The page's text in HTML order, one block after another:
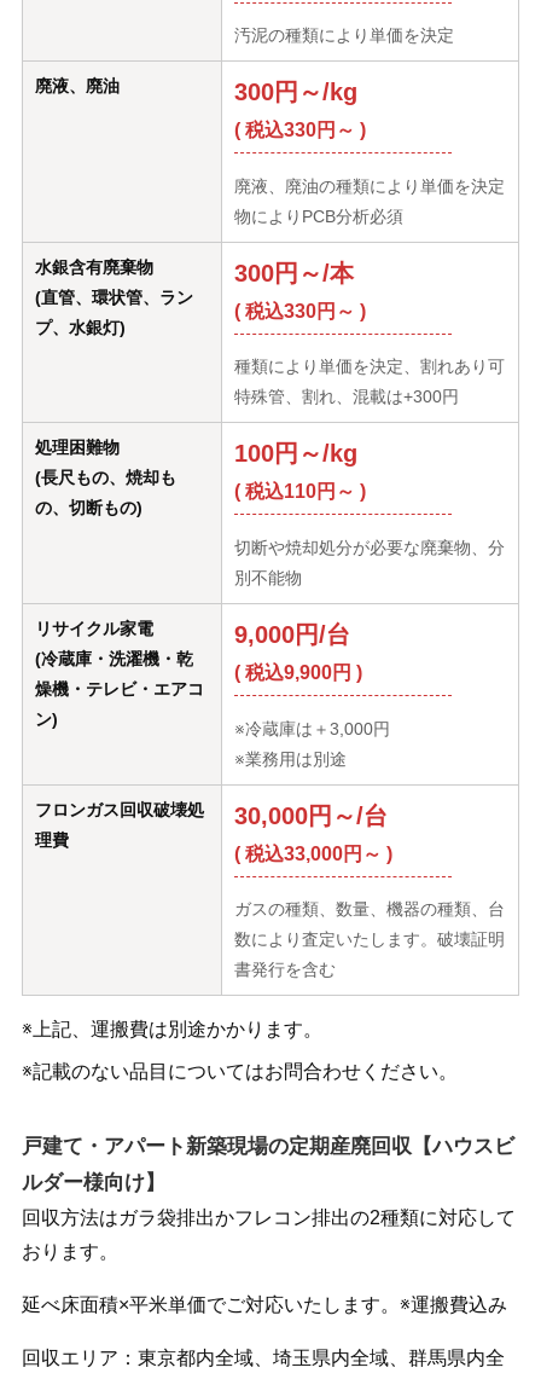
汚泥の種類により単価を決定
廃液、廃油 300円～/kg
( 税込330円～ )
廃液、廃油の種類により単価を決定
物によりPCB分析必須
水銀含有廃棄物
(直管、環状管、ラン
プ、水銀灯)
300円～/本
( 税込330円～ )
種類により単価を決定、割れあり可
特殊管、割れ、混載は+300円
処理困難物
(長尺もの、焼却も
の、切断もの)
100円～/kg
( 税込110円～ )
切断や焼却処分が必要な廃棄物、分
別不能物
リサイクル家電
(冷蔵庫・洗濯機・乾
燥機・テレビ・エアコ
ン)
9,000円/台
( 税込9,900円 )
※冷蔵庫は＋3,000円
※業務用は別途
フロンガス回収破壊処
理費
30,000円～/台
( 税込33,000円～ )
ガスの種類、数量、機器の種類、台
数により査定いたします。破壊証明
書発行を含む
※上記、運搬費は別途かかります。
※記載のない品目についてはお問合わせください。
戸建て・アパート新築現場の定期産廃回収【ハウスビ
ルダー様向け】
回収方法はガラ袋排出かフレコン排出の2種類に対応して
おります。
延べ床面積×平米単価でご対応いたします。※運搬費込み
回収エリア：東京都内全域、埼玉県内全域、群馬県内全